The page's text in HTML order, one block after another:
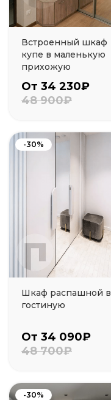
Встроенный шкаф
купе в маленькую
прихожую
От 34 230₽
48 900₽
-30%
Шкаф распашной в
гостиную
От 34 090₽
48 700₽
-30%